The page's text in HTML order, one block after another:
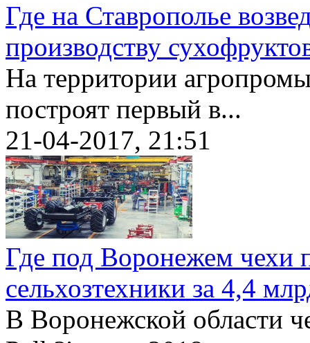
Где на Ставрополье
производству
На территории
построят первый в...
21-04-2017, 21:51
Где под Воронежем чехи
сельхозтехники за 4,4
В Воронежской области